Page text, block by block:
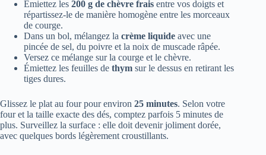
Émiettez les 200 g de chèvre frais entre vos doigts et
répartissez-le de manière homogène entre les morceaux
de courge.
Dans un bol, mélangez la crème liquide avec une
pincée de sel, du poivre et la noix de muscade râpée.
Versez ce mélange sur la courge et le chèvre.
Émiettez les feuilles de thym sur le dessus en retirant les
tiges dures.
Glissez le plat au four pour environ 25 minutes. Selon votre
four et la taille exacte des dés, comptez parfois 5 minutes de
plus. Surveillez la surface : elle doit devenir joliment dorée,
avec quelques bords légèrement croustillants.